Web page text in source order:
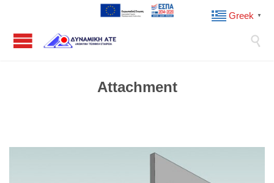

Attachment
Greek ▼